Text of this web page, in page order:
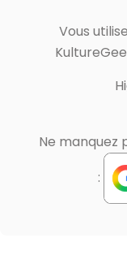
Vous
Ne manquez
: